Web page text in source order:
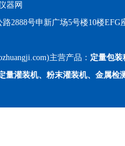
器网
2888号申新广场5号楼10楼EFG
主营产品： 定量包装
量灌装机、粉末灌装机、金属检